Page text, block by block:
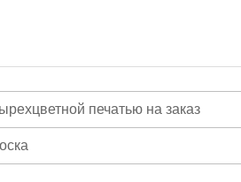
печатью на заказ